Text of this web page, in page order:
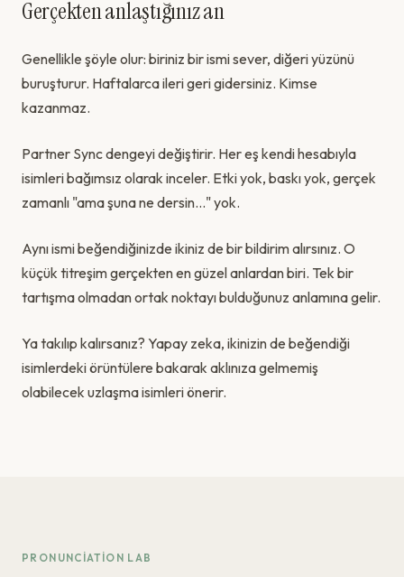
Gerçekten anlaştığınız an
Genellikle şöyle olur: biriniz bir ismi sever, diğeri yüzünü
buruşturur. Haftalarca ileri geri gidersiniz. Kimse
kazanmaz.
Partner Sync dengeyi değiştirir. Her eş kendi hesabıyla
isimleri bağımsız olarak inceler. Etki yok, baskı yok, gerçek
zamanlı "ama şuna ne dersin..." yok.
Aynı ismi beğendiğinizde ikiniz de bir bildirim alırsınız. O
küçük titreşim gerçekten en güzel anlardan biri. Tek bir
tartışma olmadan ortak noktayı bulduğunuz anlamına gelir.
Ya takılıp kalırsanız? Yapay zeka, ikinizin de beğendiği
isimlerdeki örüntülere bakarak aklınıza gelmemiş
olabilecek uzlaşma isimleri önerir.
PRONUNCIATION LAB